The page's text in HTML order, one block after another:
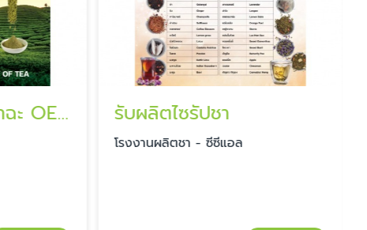
รับผลิตชาเขียว มัทฉะ OEM รับผลิตไซรัปชา
โรงงานผลิตชา - ซีซีแอล